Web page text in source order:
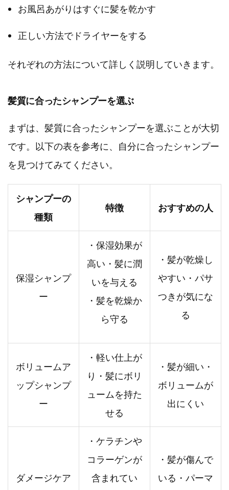
お風呂あがりはすぐに髪を乾かす
正しい方法でドライヤーをする
それぞれの方法について詳しく説明していきます。
髪質に合ったシャンプーを選ぶ
まずは、髪質に合ったシャンプーを選ぶことが大切
です。以下の表を参考に、自分に合ったシャンプー
を見つけてみてください。
シャンプーの
種類
特徴 おすすめの人
保湿シャンプ
ー
・保湿効果が
高い・髪に潤
いを与える
・髪を乾燥か
ら守る
・髪が乾燥し
やすい・パサ
つきが気にな
る
ボリュームア
ップシャンプ
ー
・軽い仕上が
り・髪にボリ
ュームを持た
せる
・髪が細い・
ボリュームが
出にくい
ダメージケア
・ケラチンや
コラーゲンが
含まれてい
・髪が傷んで
いる・パーマ